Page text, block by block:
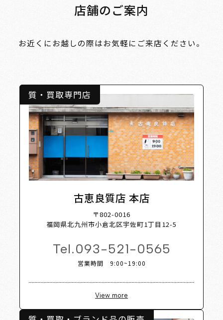
店舗のご案内
お近くにお越しの際はお気軽にご来店ください。
質・買取専門店
古恵良質店 本店
〒802-0016
福岡県北九州市小倉北区宇佐町1丁目12-5
Tel.093-521-0565
営業時間 9:00~19:00
View more